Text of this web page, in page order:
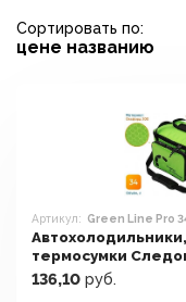
Сортировать по:
цене названию
Артикул: Green Line Pro
термосумки
Pro 34л (зеленый)
136,10 руб.